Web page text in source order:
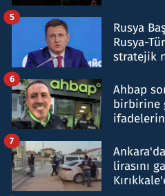
Rusya
Rusya-
stratejik
5
Ahbap
birbirine
6
lirasını
7